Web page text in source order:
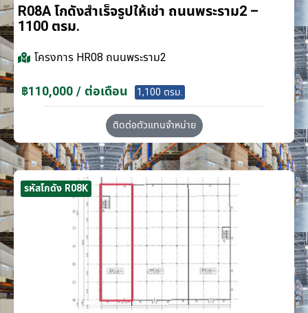
R08A โกดังสำเร็จรูปให้เช่า ถนนพระราม2 –
1100 ตรม.
โครงการ HR08 ถนนพระราม2
฿110,000 / ต่อเดือน 1,100 ตรม.
ติดต่อตัวแทนจำหน่าย
รหัสโกดัง R08K